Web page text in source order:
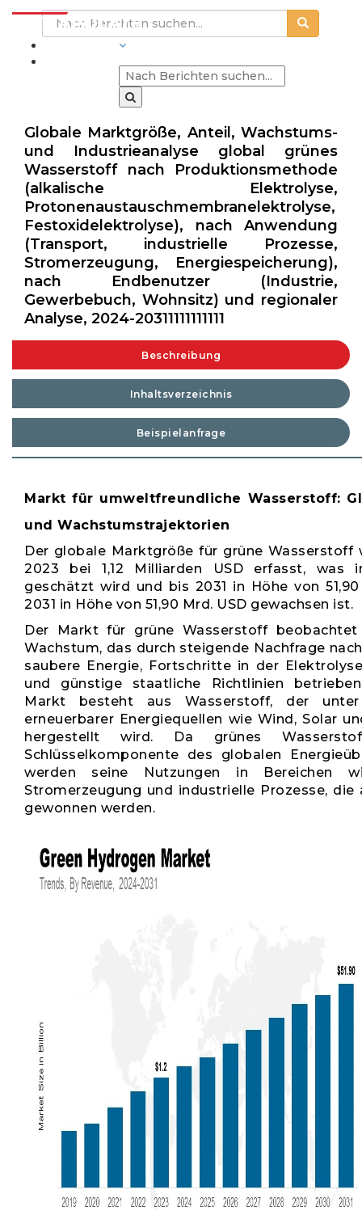
Globale Marktgröße, Anteil, Wachstums-
und Industrieanalyse global grünes
Wasserstoff nach Produktionsmethode
(alkalische Elektrolyse,
Protonenaustauschmembranelektrolyse,
Festoxidelektrolyse), nach Anwendung
(Transport, industrielle Prozesse,
Stromerzeugung, Energiespeicherung),
nach Endbenutzer (Industrie,
Gewerbebuch, Wohnsitz) und regionaler
Analyse, 2024-20311111111111
Beschreibung
Inhaltsverzeichnis
Beispielanfrage
Markt für umweltfreundliche Wasserstoff:
und Wachstumstrajektorien
Der globale Marktgröße für grüne Wasserstoff
2023 bei 1,12 Milliarden USD erfasst, was
geschätzt wird und bis 2031 in Höhe von
2031 in Höhe von 51,90 Mrd. USD gewachsen ist.
Der Markt für grüne Wasserstoff beobachtet
Wachstum, das durch steigende Nachfrage
saubere Energie, Fortschritte in der
und günstige staatliche Richtlinien
Markt besteht aus Wasserstoff, der unter
erneuerbarer Energiequellen wie Wind, Solar
hergestellt wird. Da grünes
Schlüsselkomponente des globalen
werden seine Nutzungen in Bereichen
Stromerzeugung und industrielle Prozesse, die
gewonnen werden.